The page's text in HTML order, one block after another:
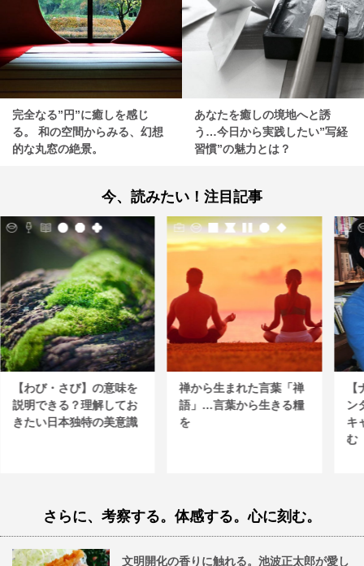
完全なる”円”に癒しを感じ
る。 和の空間からみる、幻想
的な丸窓の絶景。
あなたを癒しの境地へと誘
う…今日から実践したい”写経
習慣”の魅力とは？
今、読みたい！注目記事
【わび・さび】の意味を
説明できる？理解してお
きたい日本独特の美意識
禅から生まれた言葉「禅
語」…言葉から生きる糧
を
ン
キ
む
さらに、考察する。体感する。心に刻む。
文明開化の香りに触れる。池波正太郎が愛し